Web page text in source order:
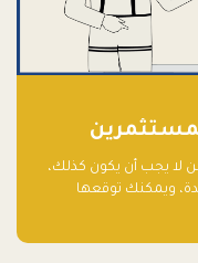
لا يجب أن يكون كذلك،
ويمكنك توقعها